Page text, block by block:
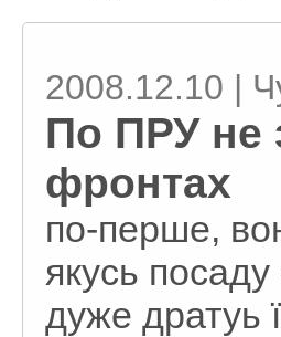
2008.12.10 |
По ПРУ не
фронтах
по-перше,
якусь
дуже дратуь